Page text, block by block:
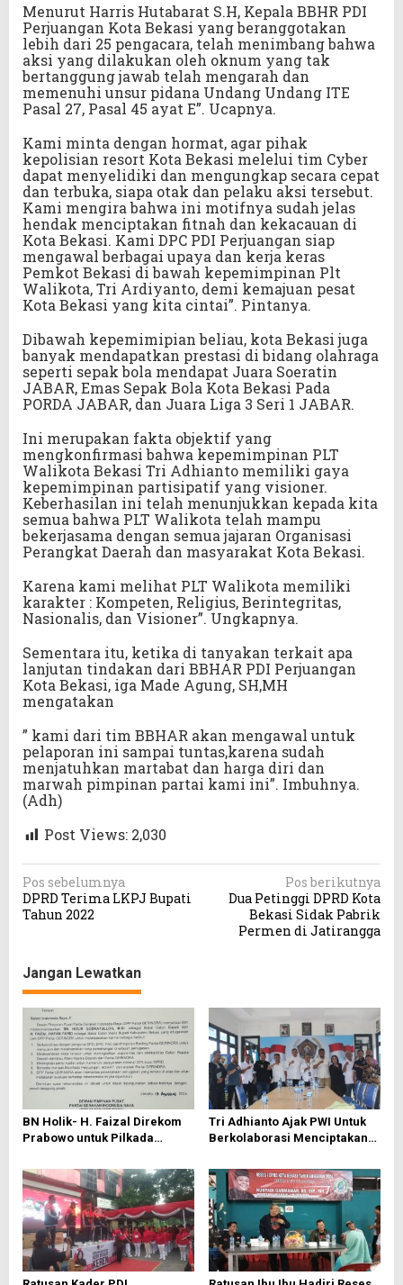
Menurut Harris Hutabarat S.H, Kepala BBHR PDI
Perjuangan Kota Bekasi yang beranggotakan
lebih dari 25 pengacara, telah menimbang bahwa
aksi yang dilakukan oleh oknum yang tak
bertanggung jawab telah mengarah dan
memenuhi unsur pidana Undang Undang ITE
Pasal 27, Pasal 45 ayat E”. Ucapnya.
Kami minta dengan hormat, agar pihak
kepolisian resort Kota Bekasi melelui tim Cyber
dapat menyelidiki dan mengungkap secara cepat
dan terbuka, siapa otak dan pelaku aksi tersebut.
Kami mengira bahwa ini motifnya sudah jelas
hendak menciptakan fitnah dan kekacauan di
Kota Bekasi. Kami DPC PDI Perjuangan siap
mengawal berbagai upaya dan kerja keras
Pemkot Bekasi di bawah kepemimpinan Plt
Walikota, Tri Ardiyanto, demi kemajuan pesat
Kota Bekasi yang kita cintai”. Pintanya.
Dibawah kepemimipian beliau, kota Bekasi juga
banyak mendapatkan prestasi di bidang olahraga
seperti sepak bola mendapat Juara Soeratin
JABAR, Emas Sepak Bola Kota Bekasi Pada
PORDA JABAR, dan Juara Liga 3 Seri 1 JABAR.
Ini merupakan fakta objektif yang
mengkonfirmasi bahwa kepemimpinan PLT
Walikota Bekasi Tri Adhianto memiliki gaya
kepemimpinan partisipatif yang visioner.
Keberhasilan ini telah menunjukkan kepada kita
semua bahwa PLT Walikota telah mampu
bekerjasama dengan semua jajaran Organisasi
Perangkat Daerah dan masyarakat Kota Bekasi.
Karena kami melihat PLT Walikota memiliki
karakter : Kompeten, Religius, Berintegritas,
Nasionalis, dan Visioner”. Ungkapnya.
Sementara itu, ketika di tanyakan terkait apa
lanjutan tindakan dari BBHAR PDI Perjuangan
Kota Bekasi, iga Made Agung, SH,MH
mengatakan
” kami dari tim BBHAR akan mengawal untuk
pelaporan ini sampai tuntas,karena sudah
menjatuhkan martabat dan harga diri dan
marwah pimpinan partai kami ini”. Imbuhnya.
(Adh)
Post Views: 2,030
N
a
g
a
s
p
o
s
Pos sebelumnya
DPRD Terima LKPJ Bupati
Tahun 2022
Pos berikutnya
Dua Petinggi DPRD Kota
Bekasi Sidak Pabrik
Permen di Jatirangga
Jangan Lewatkan
BN Holik- H. Faizal Direkom
Prabowo untuk Pilkada
Tri Adhianto Ajak PWI Untuk
Berkolaborasi Menciptakan